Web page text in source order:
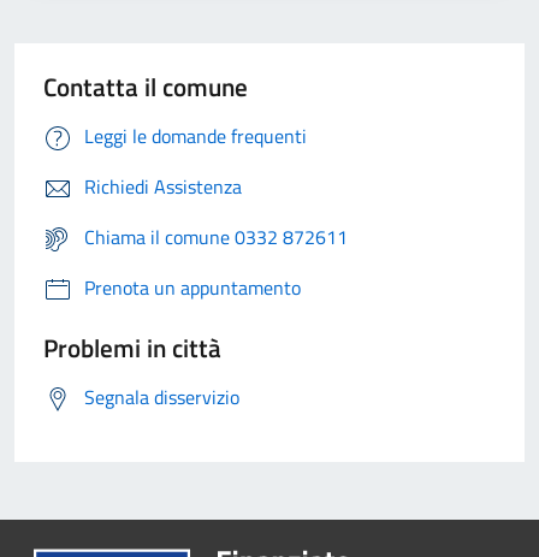
Contatta il comune
Leggi le domande frequenti
Richiedi Assistenza
Chiama il comune 0332 872611
Prenota un appuntamento
Problemi in città
Segnala disservizio